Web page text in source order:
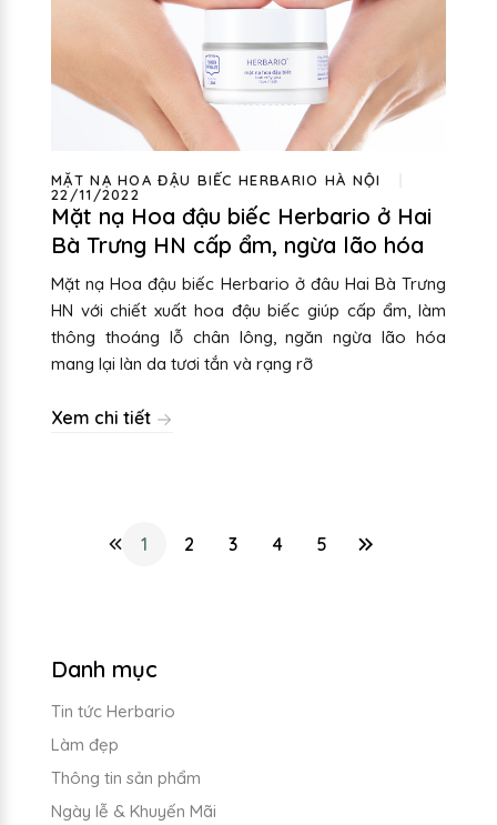
MẶT NẠ HOA ĐẬU BIẾC HERBARIO HÀ NỘI
22/11/2022
Mặt nạ Hoa đậu biếc Herbario ở Hai
Bà Trưng HN cấp ẩm, ngừa lão hóa
Mặt nạ Hoa đậu biếc Herbario ở đâu Hai Bà Trưng
HN với chiết xuất hoa đậu biếc giúp cấp ẩm, làm
thông thoáng lỗ chân lông, ngăn ngừa lão hóa
mang lại làn da tươi tắn và rạng rỡ
Xem chi tiết
1 2 3 4 5
Danh mục
Tin tức Herbario
Làm đẹp
Thông tin sản phẩm
Ngày lễ & Khuyến Mãi